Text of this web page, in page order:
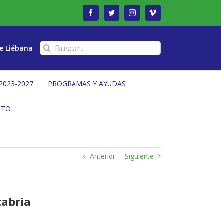
FacebookTwitterInstagramVimeo
Liébana Buscar:
2027 PROGRAMAS Y AYUDAS
Anterior Siguiente